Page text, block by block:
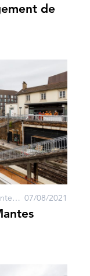
de
Mantes Station, Mantes-la-Jolie, Mantes-la-Ville 07/08/2021